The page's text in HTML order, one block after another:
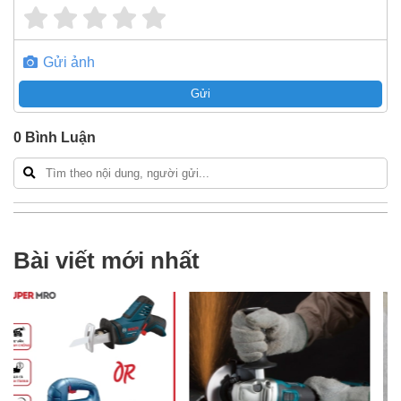
Gửi ảnh
Gửi
0 Bình Luận
Bài viết mới nhất